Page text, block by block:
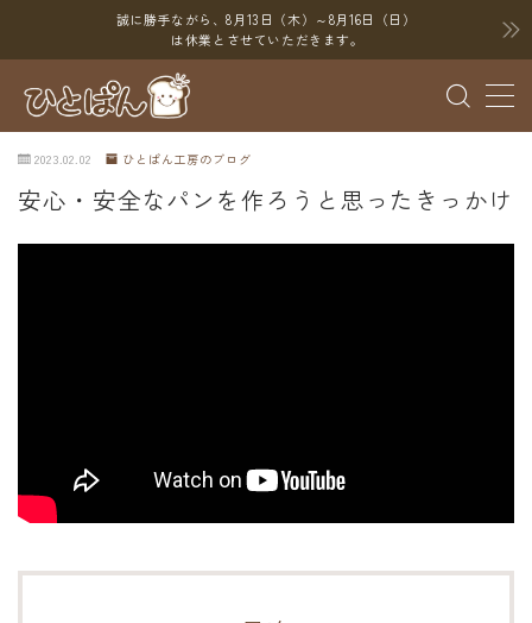
誠に勝手ながら、8月13日（木）～8月16日（日）
は休業とさせていただきます。
MENU
ブログ
ポイント
2023.02.02 ひとぱん工房のブログ
安心・安全なパンを作ろうと思ったきっかけ